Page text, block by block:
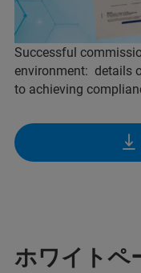
Successful
environment: details
to achieving
ホワイトペ